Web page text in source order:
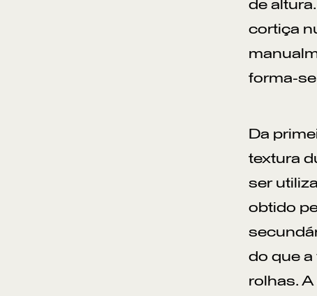
de
cortiça
forma-
Da
textura
ser
obtido
do que a
rolhas.